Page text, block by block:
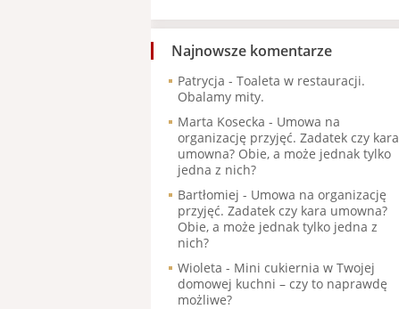
Najnowsze komentarze
Patrycja - Toaleta w restauracji.
Obalamy mity.
Marta Kosecka - Umowa na
organizację przyjęć. Zadatek czy kara
umowna? Obie, a może jednak tylko
jedna z nich?
Bartłomiej - Umowa na organizację
przyjęć. Zadatek czy kara umowna?
Obie, a może jednak tylko jedna z
nich?
Wioleta - Mini cukiernia w Twojej
domowej kuchni – czy to naprawdę
możliwe?